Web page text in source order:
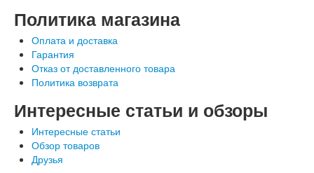
Политика магазина
Оплата и доставка
Гарантия
Отказ от доставленного товара
Политика возврата
Интересные статьи и обзоры
Интересные статьи
Обзор товаров
Друзья